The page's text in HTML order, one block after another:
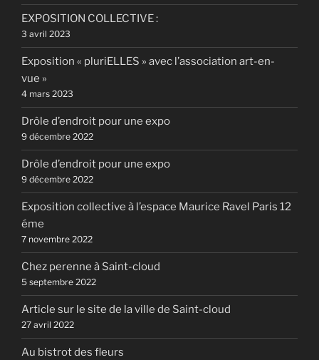
EXPOSITION COLLECTIVE :
3 avril 2023
Exposition « pluriELLES » avec l’association art-en-
vue »
4 mars 2023
Drôle d’endroit pour une expo
9 décembre 2022
Drôle d’endroit pour une expo
9 décembre 2022
Exposition collective à l’espace Maurice Ravel Paris 12
éme
7 novembre 2022
Chez perenne à Saint-cloud
5 septembre 2022
Article sur le site de la ville de Saint-cloud
27 avril 2022
Au bistrot des fleurs